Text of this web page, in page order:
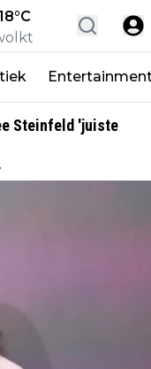
°C
Steinfeld 'juiste